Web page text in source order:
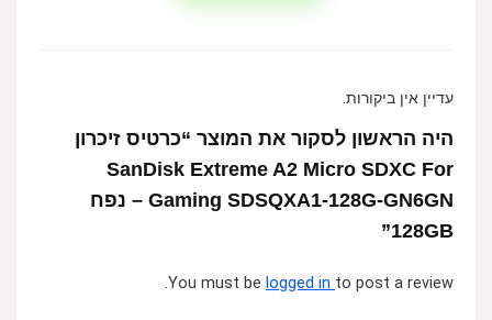
עדיין אין ביקורות.
היה הראשון לסקור את המוצר “כרטיס זיכרון
SanDisk Extreme A2 Micro SDXC For
Gaming SDSQXA1-128G-GN6GN – נפח
128GB”
You must be logged in to post a review.